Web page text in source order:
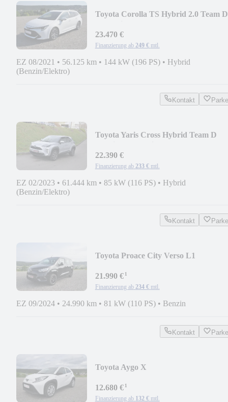
Toyota Corolla TS Hybrid 2.0 Team
23.470 €
Finanzierung ab 249 € mtl.
EZ 08/2021 • 56.125 km • 144 kW (196 PS) • Hybrid
(Benzin/Elektro)
Kontakt
Toyota Yaris Cross Hybrid Team D
22.390 €
Finanzierung ab 233 € mtl.
EZ 02/2023 • 61.444 km • 85 kW (116 PS) • Hybrid
(Benzin/Elektro)
Kontakt
Toyota Proace City Verso L1
21.990 €¹
Finanzierung ab 234 € mtl.
EZ 09/2024 • 24.990 km • 81 kW (110 PS) • Benzin
Kontakt
Toyota Aygo X
12.680 €¹
Finanzierung ab 132 € mtl.